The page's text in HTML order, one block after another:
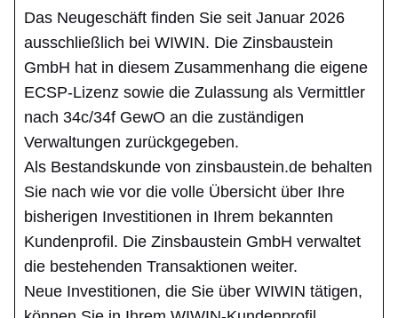
Das Neugeschäft finden Sie seit Januar 2026
ausschließlich bei WIWIN. Die Zinsbaustein
GmbH hat in diesem Zusammenhang die eigene
ECSP-Lizenz sowie die Zulassung als Vermittler
nach 34c/34f GewO an die zuständigen
Verwaltungen zurückgegeben.
Als Bestandskunde von zinsbaustein.de behalten
Sie nach wie vor die volle Übersicht über Ihre
bisherigen Investitionen in Ihrem bekannten
Kundenprofil. Die Zinsbaustein GmbH verwaltet
die bestehenden Transaktionen weiter.
Neue Investitionen, die Sie über WIWIN tätigen,